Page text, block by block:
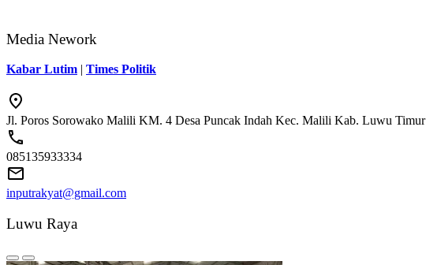
Media Nework
Kabar Lutim | Times Politik
Jl. Poros Sorowako Malili KM. 4 Desa Puncak Indah Kec. Malili Kab. Luwu Timur
085135933334
inputrakyat@gmail.com
Luwu Raya